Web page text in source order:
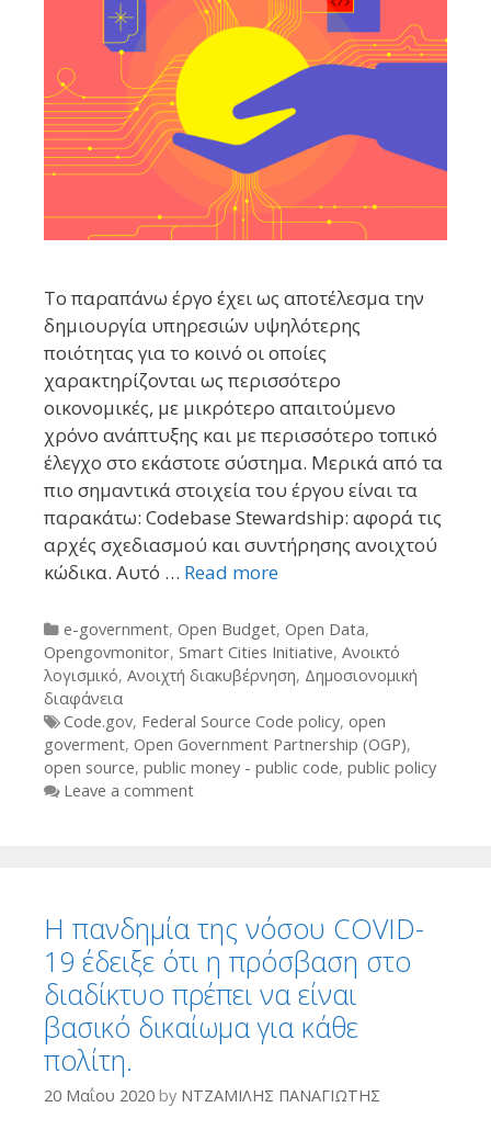
Το παραπάνω έργο έχει ως αποτέλεσμα την
δημιουργία υπηρεσιών υψηλότερης
ποιότητας για το κοινό οι οποίες
χαρακτηρίζονται ως περισσότερο
οικονομικές, με μικρότερο απαιτούμενο
χρόνο ανάπτυξης και με περισσότερο τοπικό
έλεγχο στο εκάστοτε σύστημα. Μερικά από τα
πιο σημαντικά στοιχεία του έργου είναι τα
παρακάτω: Codebase Stewardship: αφορά τις
αρχές σχεδιασμού και συντήρησης ανοιχτού
κώδικα. Αυτό … Read more
Categories
e-government, Open Budget, Open Data,
Opengovmonitor, Smart Cities Initiative, Ανοικτό
λογισμικό, Ανοιχτή διακυβέρνηση, Δημοσιονομική
διαφάνεια
Tags
Code.gov, Federal Source Code policy, open
goverment, Open Government Partnership (OGP),
open source, public money - public code, public policy
Leave a comment
Η πανδημία της νόσου COVID-
19 έδειξε ότι η πρόσβαση στο
διαδίκτυο πρέπει να είναι
βασικό δικαίωμα για κάθε
πολίτη.
20 Μαΐου 2020 by ΝΤΖΑΜΙΛΗΣ ΠΑΝΑΓΙΩΤΗΣ